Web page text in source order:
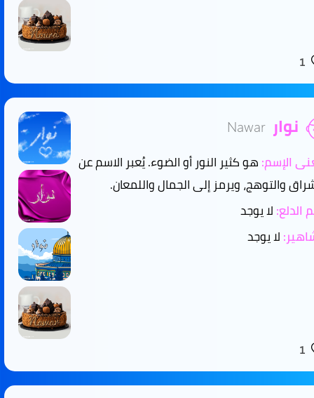
1
نوار Nawar
الإسم:هو كثير النور أو الضوء. يُعبر الاسم عن
والتوهج، ويرمز إلى الجمال واللمعان.
الدلع:لا يوجد
لا يوجد
1